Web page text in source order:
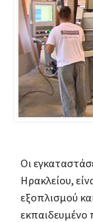
Οι
Ηρακλείου,
εξοπλισμού